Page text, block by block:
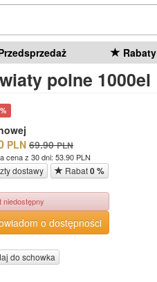
Rabaty
polne 1000el
PLN 69.90 PLN
cena z 30 dni: 53.90 PLN
dostawy Rabat0 %
niedostępny
o dostępności
do schowka